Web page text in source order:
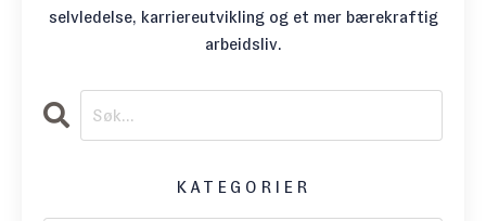
selvledelse, karriereutvikling og et mer bærekraftig
arbeidsliv.
KATEGORIER